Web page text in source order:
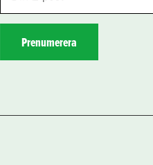
Prenumerera